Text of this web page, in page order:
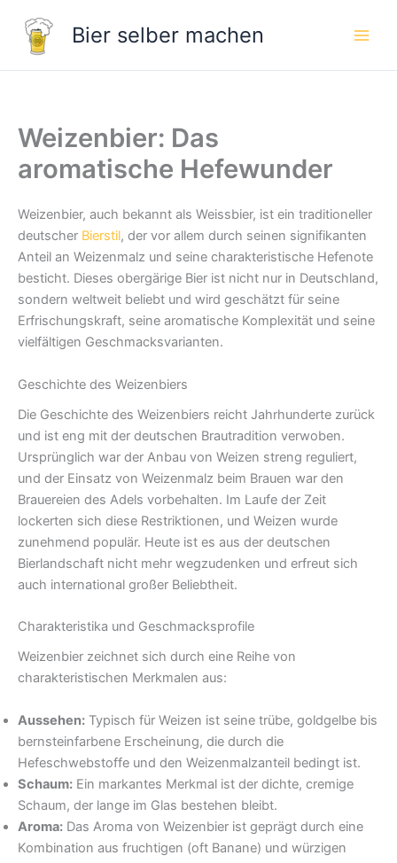
Inhalt
springen
Bier selber machen
Weizenbier: Das
aromatische Hefewunder
Weizenbier, auch bekannt als Weissbier, ist ein traditioneller
deutscher Bierstil, der vor allem durch seinen signifikanten
Anteil an Weizenmalz und seine charakteristische Hefenote
besticht. Dieses obergärige Bier ist nicht nur in Deutschland,
sondern weltweit beliebt und wird geschätzt für seine
Erfrischungskraft, seine aromatische Komplexität und seine
vielfältigen Geschmacksvarianten.
Geschichte des Weizenbiers
Die Geschichte des Weizenbiers reicht Jahrhunderte zurück
und ist eng mit der deutschen Brautradition verwoben.
Ursprünglich war der Anbau von Weizen streng reguliert,
und der Einsatz von Weizenmalz beim Brauen war den
Brauereien des Adels vorbehalten. Im Laufe der Zeit
lockerten sich diese Restriktionen, und Weizen wurde
zunehmend populär. Heute ist es aus der deutschen
Bierlandschaft nicht mehr wegzudenken und erfreut sich
auch international großer Beliebtheit.
Charakteristika und Geschmacksprofile
Weizenbier zeichnet sich durch eine Reihe von
charakteristischen Merkmalen aus:
Aussehen: Typisch für Weizen ist seine trübe, goldgelbe bis
bernsteinfarbene Erscheinung, die durch die
Hefeschwebstoffe und den Weizenmalzanteil bedingt ist.
Schaum: Ein markantes Merkmal ist der dichte, cremige
Schaum, der lange im Glas bestehen bleibt.
Aroma: Das Aroma von Weizenbier ist geprägt durch eine
Kombination aus fruchtigen (oft Banane) und würzigen